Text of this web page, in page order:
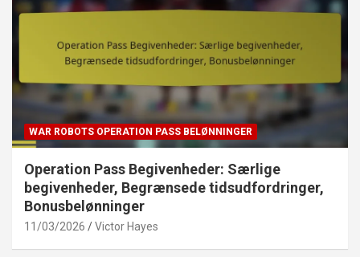
WAR ROBOTS OPERATION PASS BELØNNINGER
Operation Pass Begivenheder: Særlige
begivenheder, Begrænsede tidsudfordringer,
Bonusbelønninger
11/03/2026 Victor Hayes